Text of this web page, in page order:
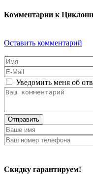
Комментарии к
Оставить комментарий
Уведомить меня об
Отправить
Скидку гарантируем!